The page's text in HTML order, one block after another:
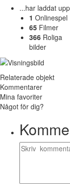
...har laddat
1 Onlinespel
65 Filmer
366 Roliga
bilder
Relaterade objekt
Kommentarer
Mina favoriter
Något för dig?